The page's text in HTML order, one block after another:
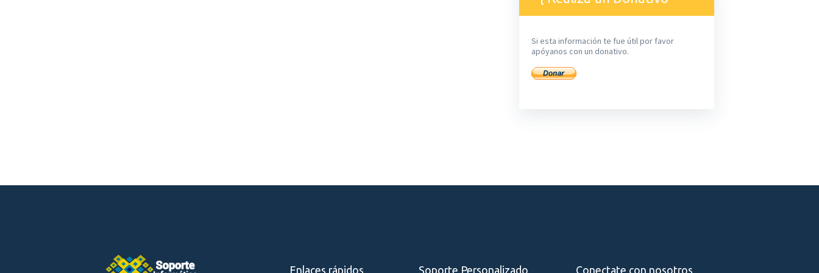
Si esta información te fue útil por favor
apóyanos con un donativo.
Enlaces rápidos Soporte Personalizado Conectate con nosotros